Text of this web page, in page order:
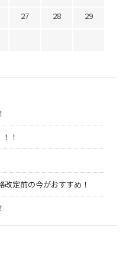
27 28
29
！
定前の今がおすすめ！